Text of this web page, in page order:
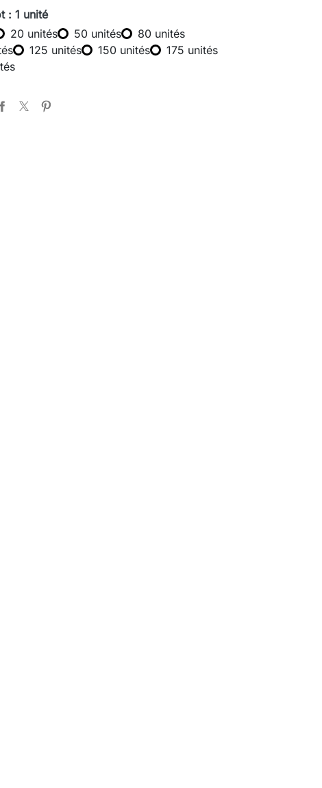
: 1 unité
20 unités 50 unités
80 unités
125 unités 150 unités
175 unités